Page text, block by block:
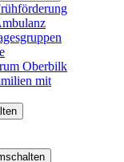
Oberbilk
mit